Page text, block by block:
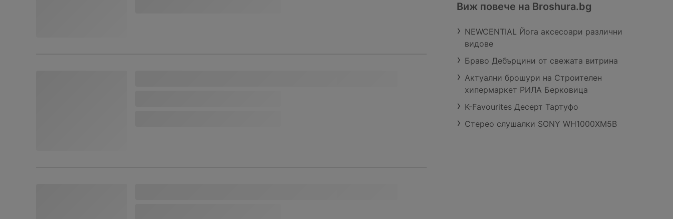
Виж повече на Broshura.bg
NEWCENTIAL Йога аксесоари различни
видове
Браво Дебърцини от свежата витрина
Актуални брошури на Строителен
хипермаркет РИЛА Берковица
K-Favourites Десерт Тартуфо
Стерео слушалки SONY WH1000XM5B